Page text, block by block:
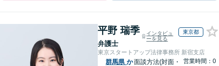
平野 瑞季
弁護士
インタビュ
ーを見る
東京都
東京スタートアップ法律事務所 新宿支店
群馬県 か面談方法(対面・
営業時間：0